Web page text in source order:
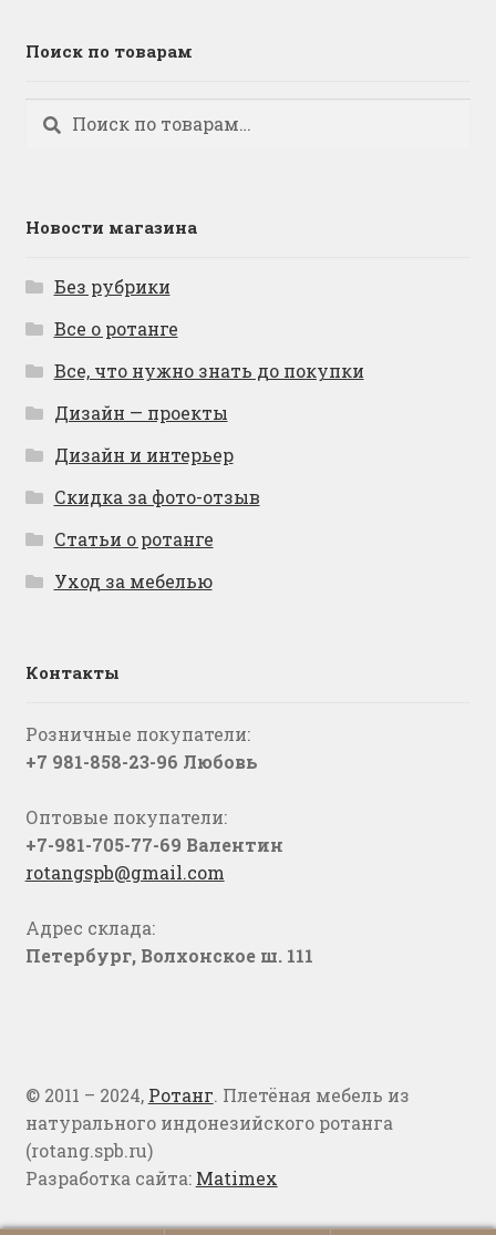
Поиск по товарам
Искать:
Поиск
Новости магазина
Без рубрики
Все о ротанге
Все, что нужно знать до покупки
Дизайн — проекты
Дизайн и интерьер
Скидка за фото-отзыв
Статьи о ротанге
Уход за мебелью
Контакты
Розничные покупатели:
+7 981-858-23-96 Любовь
Оптовые покупатели:
+7-981-705-77-69 Валентин
rotangspb@gmail.com
Адрес склада:
Петербург, Волхонское ш. 111
© 2011 – 2024, Ротанг. Плетёная мебель из
натурального индонезийского ротанга
(rotang.spb.ru)
Разработка сайта: Matimex